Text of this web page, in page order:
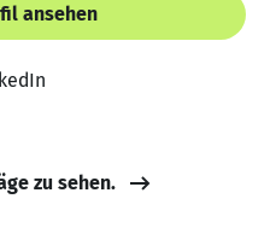
ansehen
zu sehen.